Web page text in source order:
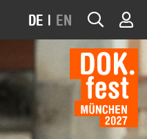
DE | EN